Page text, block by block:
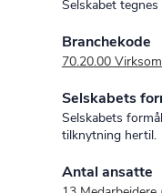
Selskabet
Branchekode
70.20.00
Selskabets
Selskabets
tilknytning hertil.
Antal ansatte